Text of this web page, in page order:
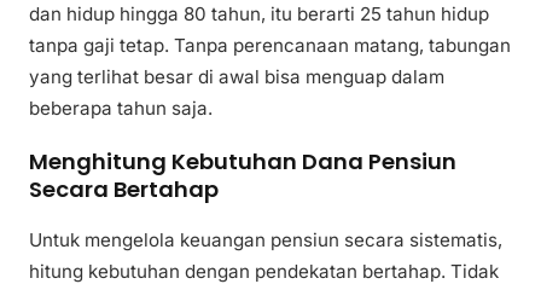
dan hidup hingga 80 tahun, itu berarti 25 tahun hidup
tanpa gaji tetap. Tanpa perencanaan matang, tabungan
yang terlihat besar di awal bisa menguap dalam
beberapa tahun saja.
Menghitung Kebutuhan Dana Pensiun
Secara Bertahap
Untuk mengelola keuangan pensiun secara sistematis,
hitung kebutuhan dengan pendekatan bertahap. Tidak